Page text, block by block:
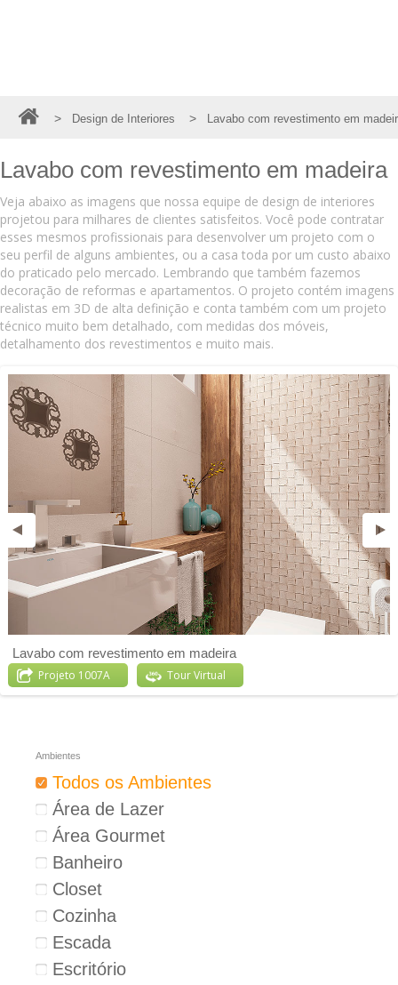
> Design de Interiores > Lavabo com revestimento em
Lavabo com revestimento em madeira
Veja abaixo as imagens que nossa equipe de design de interiores
projetou para milhares de clientes satisfeitos. Você pode contratar
esses mesmos profissionais para desenvolver um projeto com o
seu perfil de alguns ambientes, ou a casa toda por um custo abaixo
do praticado pelo mercado. Lembrando que também fazemos
decoração de reformas e apartamentos. O projeto contém imagens
realistas em 3D de alta definição e conta também com um projeto
técnico muito bem detalhado, com medidas dos móveis,
detalhamento dos revestimentos e muito mais.
Lavabo com revestimento em madeira
Projeto 1007A
Tour Virtual
Ambientes
Todos os Ambientes
Área de Lazer
Área Gourmet
Banheiro
Closet
Cozinha
Escada
Escritório